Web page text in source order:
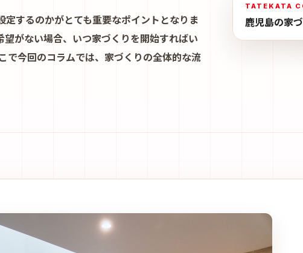
するのかがとても重要なポイントとなりま
がない場合、いつ家づくりを開始すればい
で今回のコラムでは、家づくりの全体的な流
TATEKATA
鹿児島の家